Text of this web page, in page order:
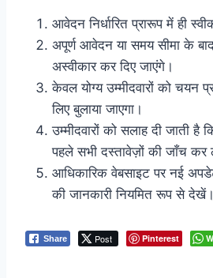
आवेदन निर्धारित प्रारूप में ही
अपूर्ण आवेदन या समय सीमा के
अस्वीकार कर दिए जाएंगे।
केवल योग्य उम्मीदवारों को
लिए बुलाया जाएगा।
उम्मीदवारों को सलाह दी जाती
पहले सभी दस्तावेज़ों की जाँच कर
आधिकारिक वेबसाइट पर नई
की जानकारी नियमित रूप से देखें।
Share Post Pinterest